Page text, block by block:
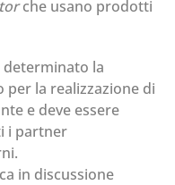
che usano prodotti
determinato la
per la realizzazione di
e deve essere
i partner
in discussione